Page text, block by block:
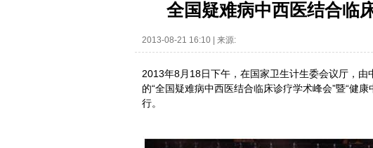
全国疑难病中西医结合临
2013-08-21 16:10 | 来源:
2013年8月18日下午，在国家卫生计生委会议厅，
的“全国疑难病中西医结合临床诊疗学术峰会”暨“健
行。